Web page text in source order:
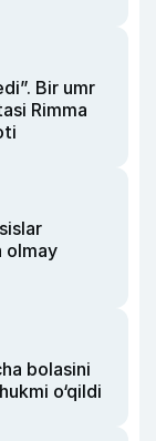
Bir umr
Rimma
olmay
bolasini
o‘qildi